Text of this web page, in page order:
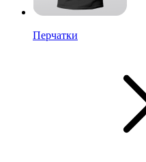
Перчатки